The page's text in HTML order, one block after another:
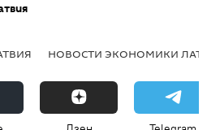
НОВОСТИ ЭКОНОМИКИ